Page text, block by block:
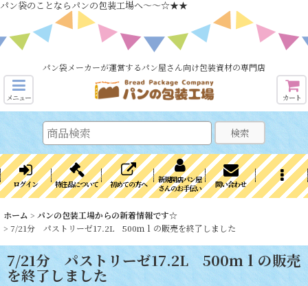
パン袋のことならパンの包装工場へ～～☆★★
パン袋メーカーが運営するパン屋さん向け包装資材の専門店
メニュー カート
検索
ログイン 特注品について 初めての方へ
新規開店パン屋
さんのお手伝い
問い合わせ
ホーム > パンの包装工場からの新着情報です☆
> 7/21分 パストリーゼ17.2L 500ｍｌの販売を終了しました
7/21分 パストリーゼ17.2L 500ｍｌの販売
を終了しました